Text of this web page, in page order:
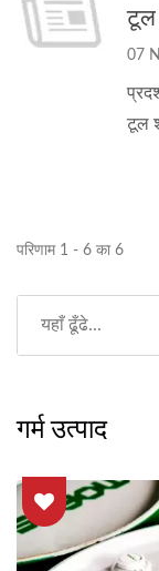
टूल
07
टूल
परिणाम 1 - 6 का 6
गर्म उत्पाद